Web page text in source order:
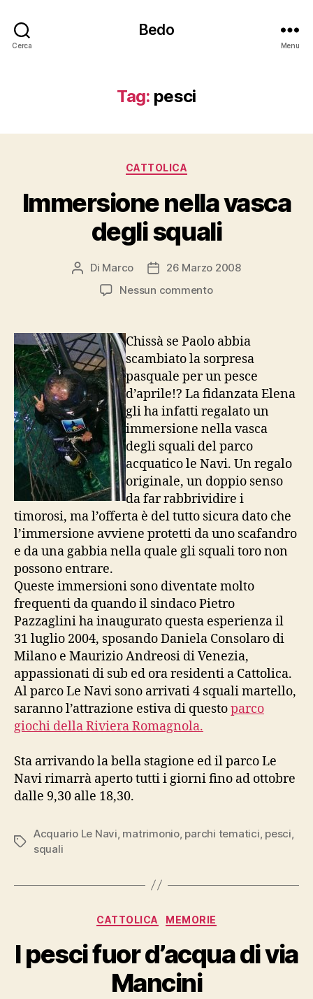
Cerca
Bedo
Menu
Tag: pesci
Categorie
CATTOLICA
Immersione nella vasca
degli squali
Autore
articolo
Di Marco
Data26 Marzo 2008
Nessun commentosu
vasca
squali
Chissà se Paolo abbia
scambiato la sorpresa
pasquale per un pesce
d’aprile!? La fidanzata Elena
gli ha infatti regalato un
immersione nella vasca
degli squali del parco
acquatico le Navi. Un regalo
originale, un doppio senso
da far rabbrividire i
timorosi, ma l’offerta è del tutto sicura dato che
l’immersione avviene protetti da uno scafandro
e da una gabbia nella quale gli squali toro non
possono entrare.
Queste immersioni sono diventate molto
frequenti da quando il sindaco Pietro
Pazzaglini ha inaugurato questa esperienza il
31 luglio 2004, sposando Daniela Consolaro di
Milano e Maurizio Andreosi di Venezia,
appassionati di sub ed ora residenti a Cattolica.
Al parco Le Navi sono arrivati 4 squali martello,
saranno l’attrazione estiva di questoparco
giochi della Riviera Romagnola.
Sta arrivando la bella stagione ed il parco Le
Navi rimarrà aperto tutti i giorni fino ad ottobre
dalle 9,30 alle 18,30.
Tag
Acquario Le Navi matrimonio, parchi tematici pesci
squali
Categorie
CATTOLICA MEMORIE
I pesci fuor d’acqua di via
Mancini